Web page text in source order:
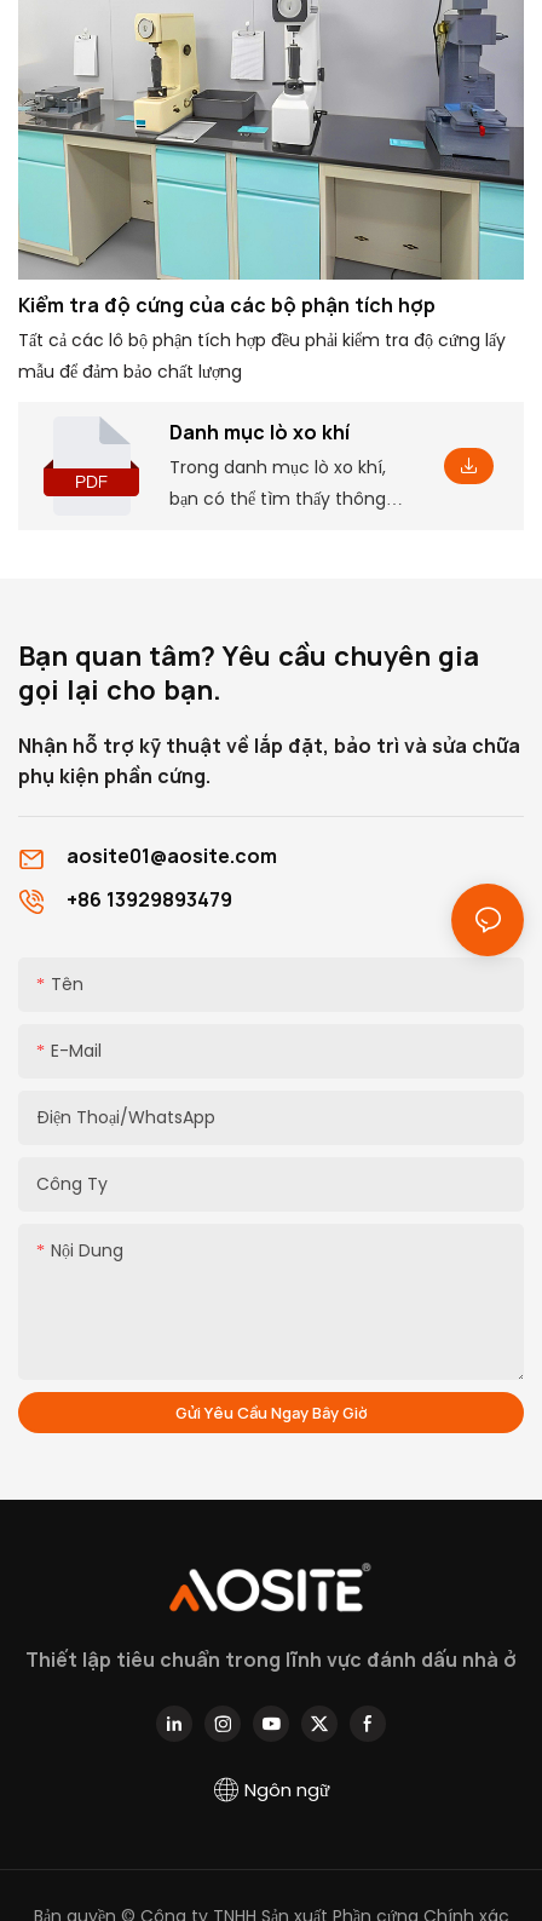
Kiểm tra độ cứng của các bộ phận tích hợp
Tất cả các lô bộ phận tích hợp đều phải kiểm tra độ cứng lấy
mẫu để đảm bảo chất lượng
Danh mục lò xo khí
Trong danh mục lò xo khí,
bạn có thể tìm thấy thông
này sẽ giúp bạn hiểu sâu hơn
về nó
Bạn quan tâm? Yêu cầu chuyên gia
gọi lại cho bạn.
Nhận hỗ trợ kỹ thuật về lắp đặt, bảo trì và sửa chữa
phụ kiện phần cứng.
aosite01@aosite.com
+86 13929893479
Tên
E-Mail
Điện Thoại/WhatsApp
Công Ty
Nội Dung
Gửi Yêu Cầu Ngay Bây Giờ
Thiết lập tiêu chuẩn trong lĩnh vực đánh dấu nhà ở
Ngôn ngữ
Bản quyền © Công ty TNHH Sản xuất Phần cứng Chính xác